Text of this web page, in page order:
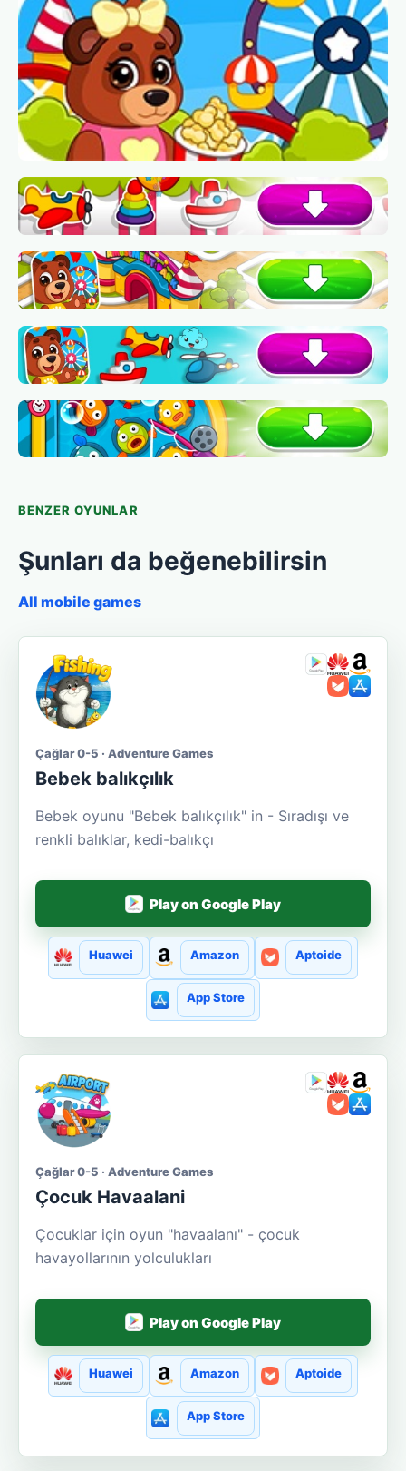
BENZER OYUNLAR
Şunları da beğenebilirsin
All mobile games
Çağlar 0-5 · Adventure Games
Bebek balıkçılık
Bebek oyunu "Bebek balıkçılık" in - Sıradışı ve
renkli balıklar, kedi-balıkçı
Play on Google Play
Huawei Amazon Aptoide
App Store
Çağlar 0-5 · Adventure Games
Çocuk Havaalani
Çocuklar için oyun "havaalanı" - çocuk
havayollarının yolculukları
Play on Google Play
Huawei Amazon Aptoide
App Store